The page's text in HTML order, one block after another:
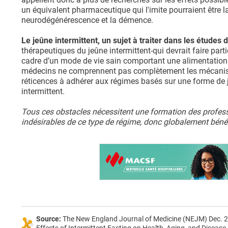
un équivalent pharmaceutique qui l'imite pourraient être
neurodégénérescence et la démence.
Le jeûne intermittent, un sujet à traiter dans les études
thérapeutiques du jeûne intermittent-qui devrait faire
cadre d’un mode de vie sain comportant une
médecins ne comprennent pas complètement les
réticences à adhérer aux régimes basés sur une forme
intermittent.
Tous ces obstacles nécessitent une formation des
indésirables de ce type de régime, donc globalement
Source: The New England Journal of Medicine (NEJM)